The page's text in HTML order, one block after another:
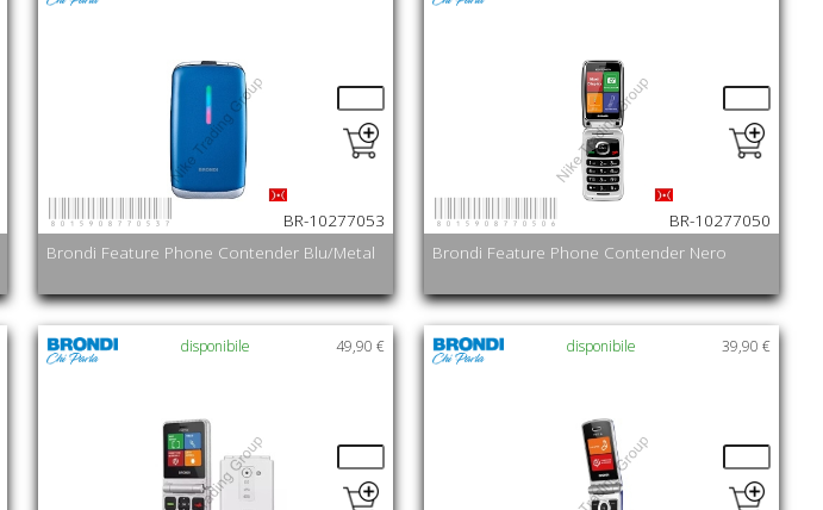
Brondi Feature Phone Contender Blu/Metal
BR-10277053
8015908770537
Brondi Feature Phone Contender Nero
BR-10277050
8015908770506
49,90 €
disponibile 39,90 €
disponibile